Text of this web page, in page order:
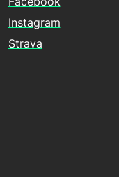
Instagram
Strava